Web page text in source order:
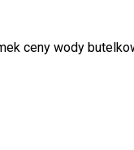
ceny wody